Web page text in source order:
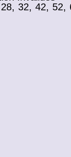
32, 42, 52,